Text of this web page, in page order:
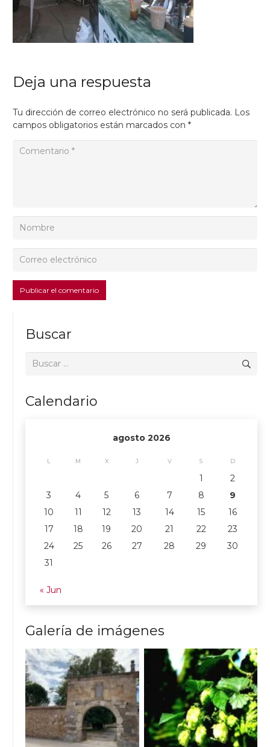
Deja una respuesta
Tu dirección de correo electrónico no será publicada. Los
campos obligatorios están marcados con *
Publicar el comentario
Buscar
Buscar:
Calendario
agosto 2026
L M X J V S D
1
2
3
4 5 6 7 8
9
10
11 12 13 14 15
16
17
18 19 20 21 22
23
24
25 26 27 28 29
30
31
« Jun
Galería de imágenes